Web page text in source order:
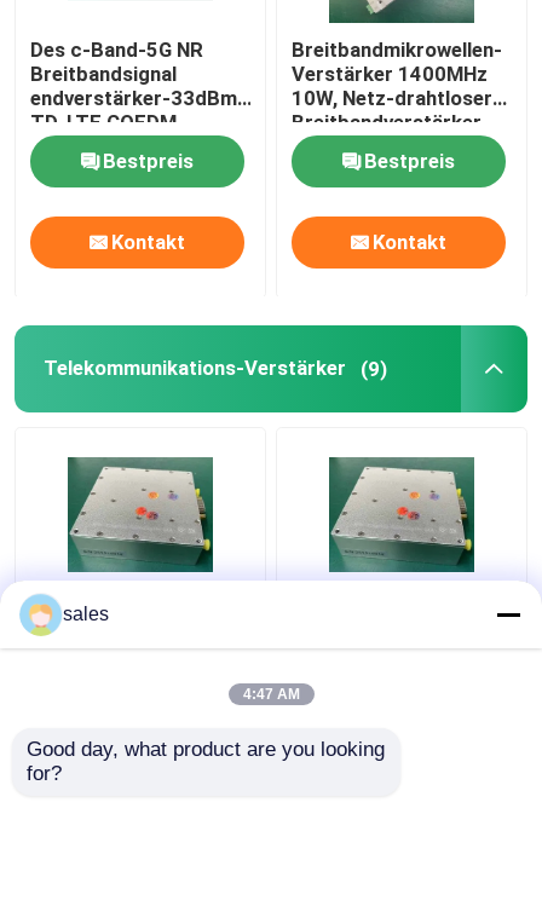
mobiles Signalverstärker
Drohnen-Signalstörsender
Rf-Endverstärkermodul
Des c-Band-5G NR
Breitbandsignal
endverstärker-33dBm
TD-LTE COFDM
Bestpreis
Kontakt
Breitbandmikrowellen-
Verstärker 1400MHz
10W, Netz-drahtloser
Breitbandverstärker
Bestpreis
Kontakt
Telekommunikations-Verstärker (9)
Multi Hochleistung des
Funktions-
Verstärker-LTE 28 LTE
Übermittler-Verstärker
sales
4:47 AM
Good day, what product are you looking
for?